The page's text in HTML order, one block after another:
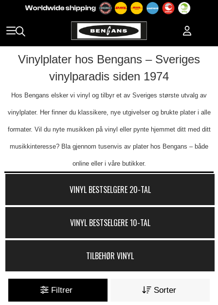
Vinylplater hos Bengans – Sveriges
vinylparadis siden 1974
Hos Bengans elsker vi vinyl og tilbyr et av Sveriges største utvalg av
vinylplater. Her finner du klassikere, nye utgivelser og brukte plater i alle
formater. Vil du nyte musikken på vinyl eller pynte hjemmet ditt med ditt
musikkinteresse? Bla gjennom tusenvis av plater hos Bengans – både
online eller i våre butikker.
VINYL BESTSELGERE 20-TAL
VINYL BESTSELGERE 10-TAL
TILBEHØR VINYL
Filtrer Sorter